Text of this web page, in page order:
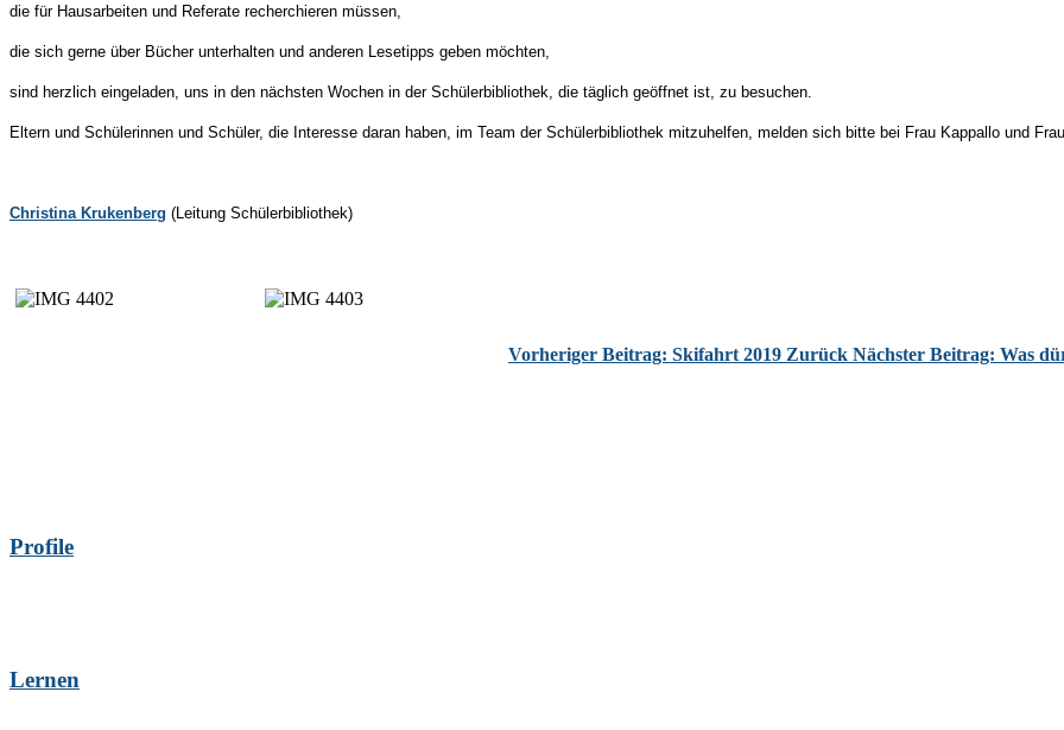
die für Hausarbeiten und Referate recherchieren müssen,
die sich gerne über Bücher unterhalten und anderen Lesetipps geben möchten,
sind herzlich eingeladen, uns in den nächsten Wochen in der Schülerbibliothek, die täglich geöffnet ist, zu besuchen.
Eltern und Schülerinnen und Schüler, die Interesse daran haben, im Team der Schülerbibliothek mitzuhelfen, melden sich bitte bei Frau Kappallo und
Christina Krukenberg (Leitung Schülerbibliothek)
Vorheriger Beitrag: Skifahrt 2019 Zurück Nächster Beitrag: Was
Profile
Lernen